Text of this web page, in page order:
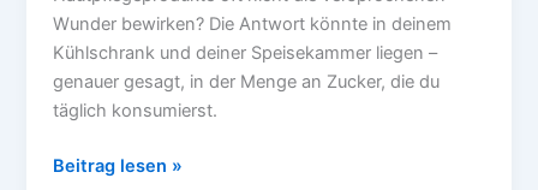
Wunder bewirken? Die Antwort könnte in deinem
Kühlschrank und deiner Speisekammer liegen –
genauer gesagt, in der Menge an Zucker, die du
täglich konsumierst.
Die
Beitrag lesen »